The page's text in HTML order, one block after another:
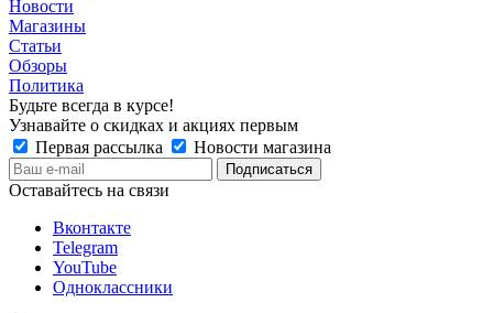
Новости
Магазины
Статьи
Обзоры
Политика
Будьте всегда в курсе!
Узнавайте о скидках и акциях первым
Первая рассылка
Новости магазина
Оставайтесь на связи
Вконтакте
Telegram
YouTube
Одноклассники